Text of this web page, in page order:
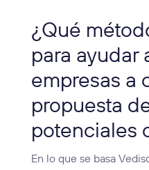
¿Qué
para ayudar
empresas a
propuesta
potenciales
En lo que se basa